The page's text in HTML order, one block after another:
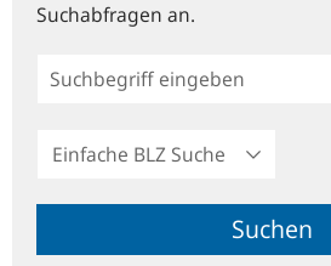
Suchabfragen an.
Einfache
Suche
Suchen